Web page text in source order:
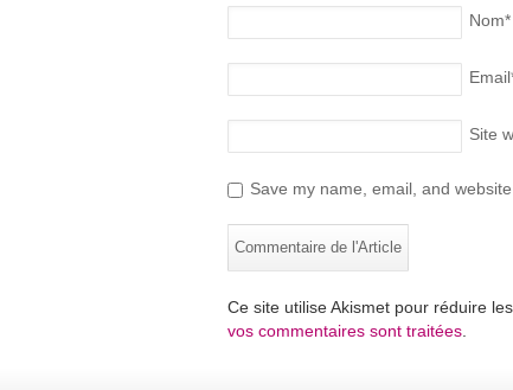
Nom*
Email
Site
Save my name, email, and
Ce site utilise Akismet pour réduire
vos commentaires sont traitées